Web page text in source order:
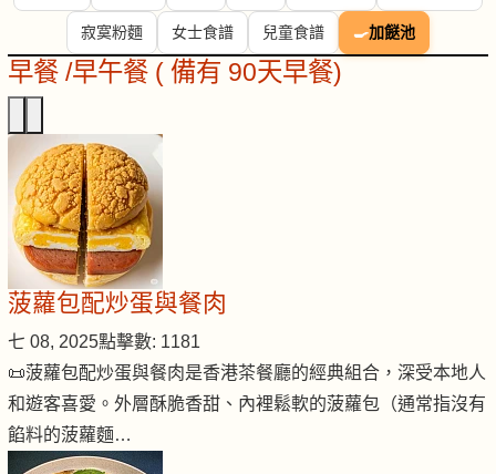
寂寞粉麵 女士食譜 兒童食譜 🍳加餸池
早餐 /早午餐 ( 備有 90天早餐)
菠蘿包配炒蛋與餐肉
七 08, 2025點擊數: 1181
📜菠蘿包配炒蛋與餐肉是香港茶餐廳的經典組合，深受本地人
和遊客喜愛。外層酥脆香甜、內裡鬆軟的菠蘿包（通常指沒有
餡料的菠蘿麵…